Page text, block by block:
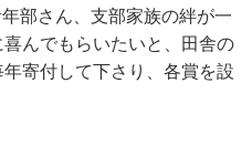
部さん、支部家族の絆が一
んでもらいたいと、田舎の
寄付して下さり、各賞を設